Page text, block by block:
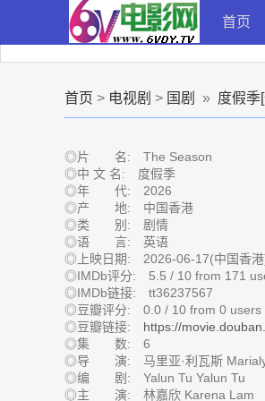
首页
首页 > 电视剧 > 国剧 » 度假季
◎片 名: The Season
◎中 文 名: 度假季
◎年 代: 2026
◎产 地: 中国香港
◎类 别: 剧情
◎语 言: 英语
◎上映日期: 2026-06-17(中国香
◎IMDb评分: 5.5 / 10 from 171
◎IMDb链接: tt36237567
◎豆瓣评分: 0.0 / 10 from 0 users
◎豆瓣链接: https://
◎集 数: 6
◎导 演: 马里亚·利瓦斯 Marialy
◎编 剧: Yalun Tu Yalun Tu
◎主 演: 林嘉欣 Karena Lam